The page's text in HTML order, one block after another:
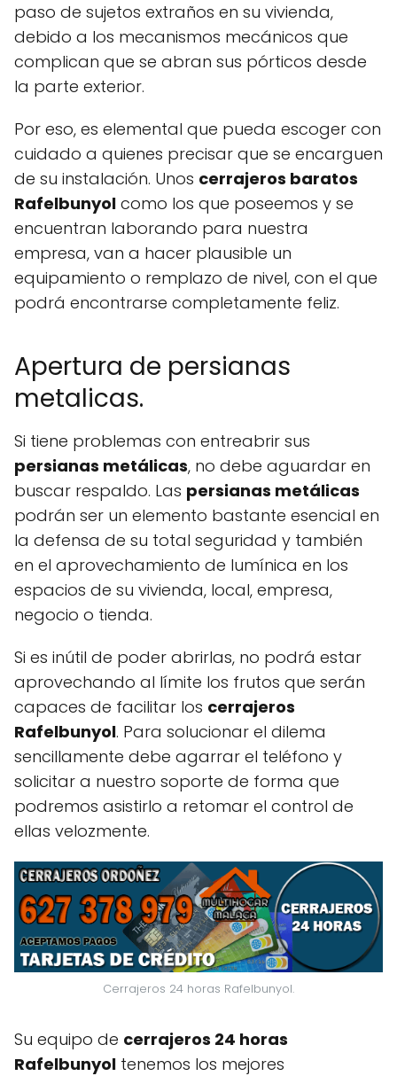
paso de sujetos extraños en su vivienda,
debido a los mecanismos mecánicos que
complican que se abran sus pórticos desde
la parte exterior.
Por eso, es elemental que pueda escoger con
cuidado a quienes precisar que se encarguen
de su instalación. Unos cerrajeros baratos
Rafelbunyol como los que poseemos y se
encuentran laborando para nuestra
empresa, van a hacer plausible un
equipamiento o remplazo de nivel, con el que
podrá encontrarse completamente feliz.
Apertura de persianas
metalicas.
Si tiene problemas con entreabrir sus
persianas metálicas, no debe aguardar en
buscar respaldo. Las persianas metálicas
podrán ser un elemento bastante esencial en
la defensa de su total seguridad y también
en el aprovechamiento de lumínica en los
espacios de su vivienda, local, empresa,
negocio o tienda.
Si es inútil de poder abrirlas, no podrá estar
aprovechando al límite los frutos que serán
capaces de facilitar los cerrajeros
Rafelbunyol. Para solucionar el dilema
sencillamente debe agarrar el teléfono y
solicitar a nuestro soporte de forma que
podremos asistirlo a retomar el control de
ellas velozmente.
Cerrajeros 24 horas Rafelbunyol.
Su equipo de cerrajeros 24 horas
Rafelbunyol tenemos los mejores